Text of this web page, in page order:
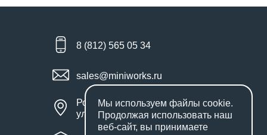
8 (812) 565 05 34
sales@miniworks.ru
Россия, Санкт-Петербург,
улица Маршала Новикова, 28Е
Мы используем файлы cookie.
Продолжая использовать наш
веб-сайт, вы принимаете